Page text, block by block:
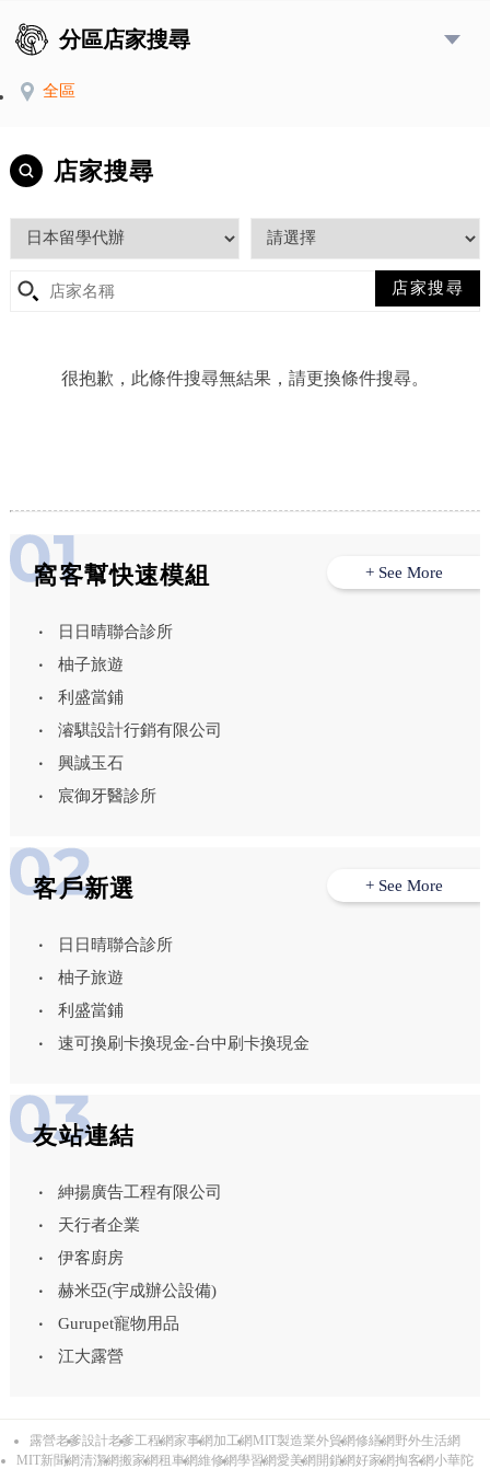
分區店家搜尋
全區
店家搜尋
很抱歉，此條件搜尋無結果，請更換條件搜尋。
窩客幫快速模組
日日晴聯合診所
柚子旅遊
利盛當鋪
濬騏設計行銷有限公司
興誠玉石
宸御牙醫診所
+ See More
客戶新選
日日晴聯合診所
柚子旅遊
利盛當鋪
速可換刷卡換現金-台中刷卡換現金
+ See More
友站連結
紳揚廣告工程有限公司
天行者企業
伊客廚房
赫米亞(宇成辦公設備)
Gurupet寵物用品
江大露營
露營老爹設計老爹工程網家事網加工網MIT製造業外貿網修繕網野外生活網
MIT新聞網清潔網搬家網租車網維修網學習網愛美網開鎖網好家網掏客網小華陀